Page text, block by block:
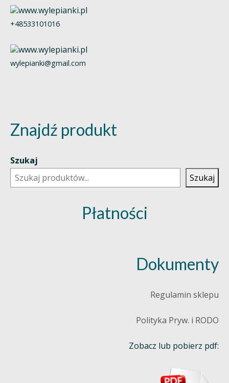
+48533101016
wylepianki@gmail.com
Znajdź produkt
Szukaj
Szukaj
Płatności
Dokumenty
Regulamin sklepu
Polityka Pryw. i RODO
Zobacz lub pobierz pdf: